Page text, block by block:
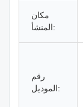
مكان
المنشأ:
رقم
الموديل: